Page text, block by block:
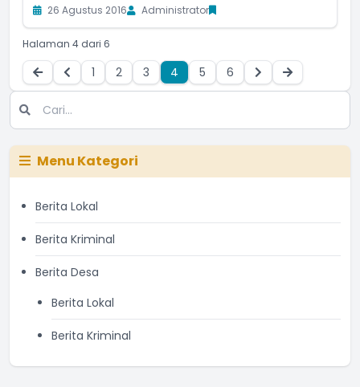
26 Agustus 2016 Administrator
Halaman 4 dari 6
1 2 3 4 5 6
Menu Kategori
Berita Lokal
Berita Kriminal
Berita Desa
Berita Lokal
Berita Kriminal